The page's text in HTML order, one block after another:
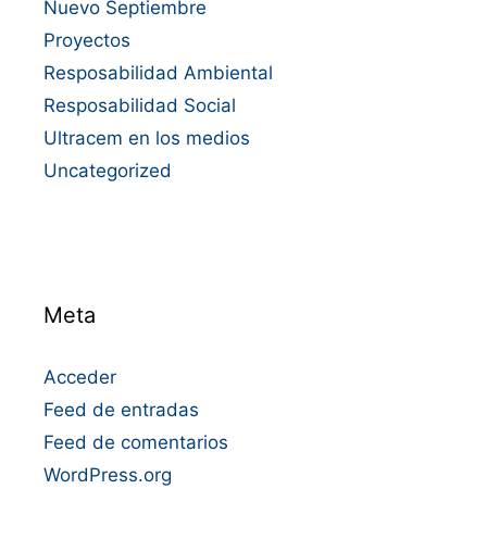
Nuevo Septiembre
Proyectos
Resposabilidad Ambiental
Resposabilidad Social
Ultracem en los medios
Uncategorized
Meta
Acceder
Feed de entradas
Feed de comentarios
WordPress.org